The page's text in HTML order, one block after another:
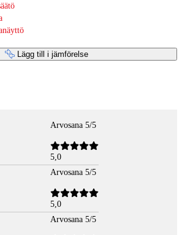
Lägg till i jämförelse
Arvosana 5/5
5,0
Arvosana 5/5
5,0
Arvosana 5/5